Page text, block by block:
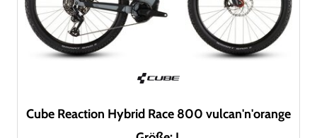
Cube Reaction Hybrid Race 800 vulcan'n'orange